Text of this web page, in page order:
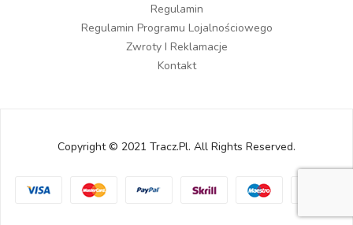
Regulamin
Regulamin Programu Lojalnościowego
Zwroty I Reklamacje
Kontakt
Copyright © 2021 Tracz.pl. All Rights Reserved.